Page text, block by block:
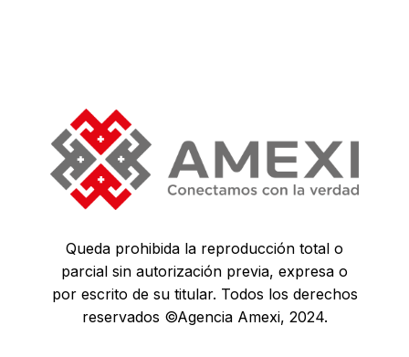
Queda prohibida la reproducción total o
parcial sin autorización previa, expresa o
por escrito de su titular. Todos los derechos
reservados ©Agencia Amexi, 2024.